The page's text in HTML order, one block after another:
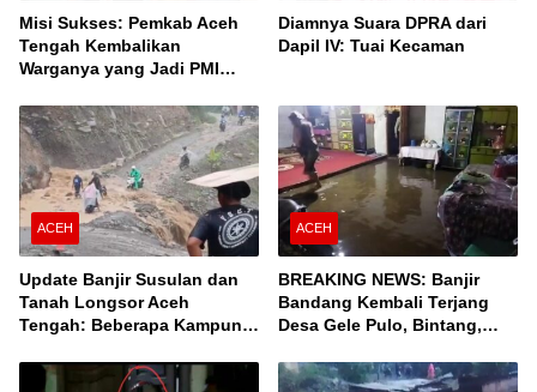
Misi Sukses: Pemkab Aceh
Tengah Kembalikan
Warganya yang Jadi PMI
Diamnya Suara DPRA dari
Dapil IV: Tuai Kecaman
ACEH
Update Banjir Susulan dan
Tanah Longsor Aceh
Tengah: Beberapa Kampung
ACEH
BREAKING NEWS: Banjir
Bandang Kembali Terjang
Desa Gele Pulo, Bintang,